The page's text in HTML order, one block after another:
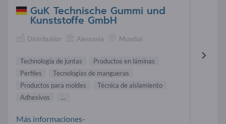
GuK Technische Gummi und
Kunststoffe GmbH
Distribuidor Alemania Mundial
Technología de juntas
Productos en láminas
Perfiles
Tecnologías de mangueras
Productos para moldes
Técnica de aislamiento
Adhesivos
...
Más informaciones-